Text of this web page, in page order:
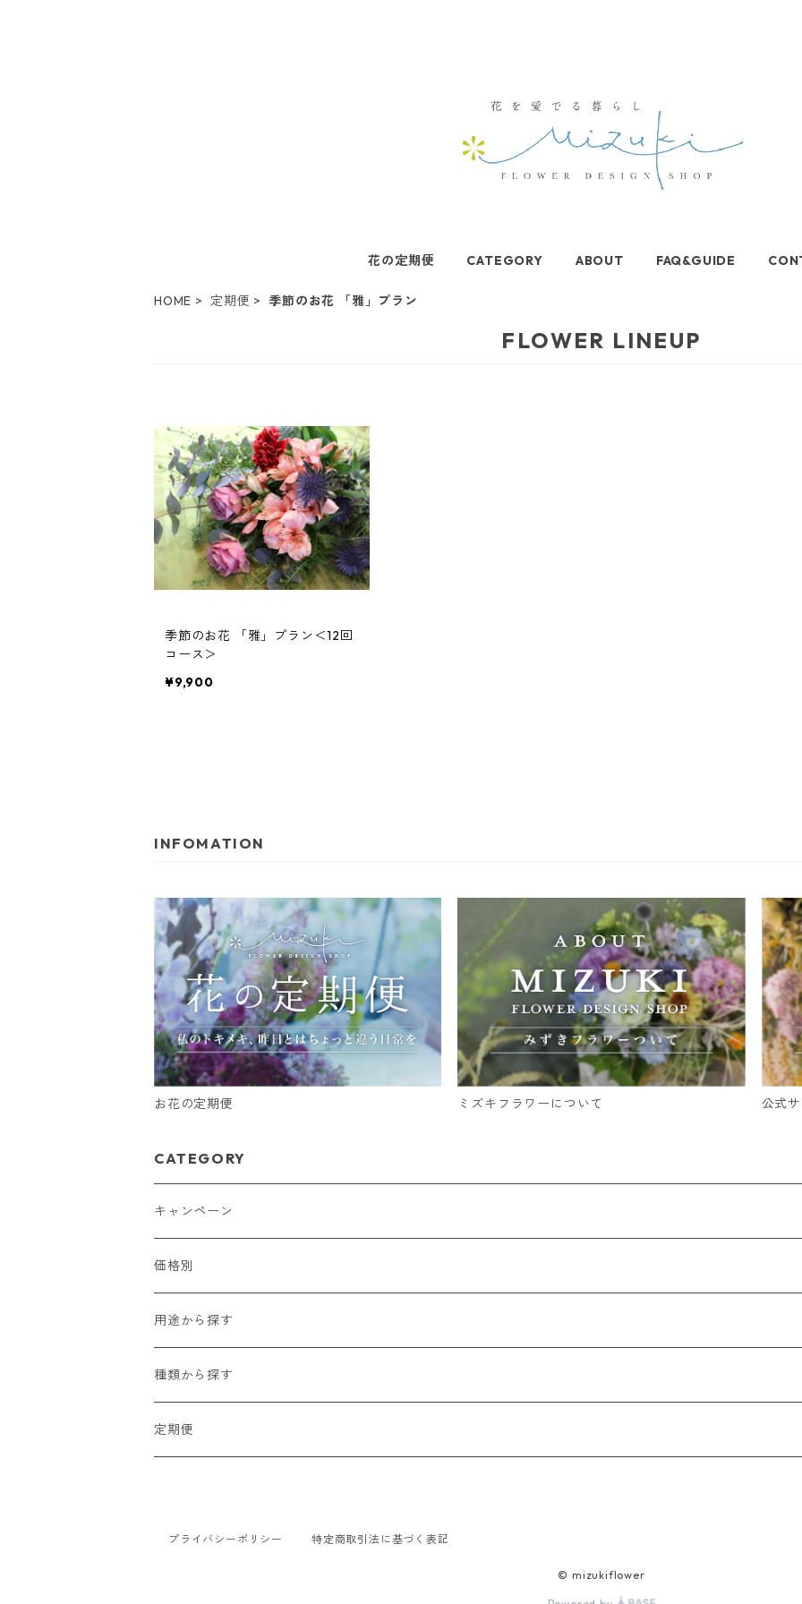
花の定期便 CATEGORY ABOUT FAQ&GUIDE
HOME 定期便 季節のお花 「雅」プラン
FLOWER LINEUP
季節のお花 「雅」プラン＜12回
コース＞
¥9,900
INFOMATION
お花の定期便 ミズキフラワーについて 公式
CATEGORY
キャンペーン
価格別
2,000円以下
2,000円〜5,000円
5,000円〜10,000円
用途から探す
贈り物（お祝い・お見舞い・プレゼント）
自宅用
種類から探す
生花
ドライフラワー
定期便
季節のお花 「彩」プラン
プライバシーポリシー 特定商取引法に基づく表記
© mizukiflower